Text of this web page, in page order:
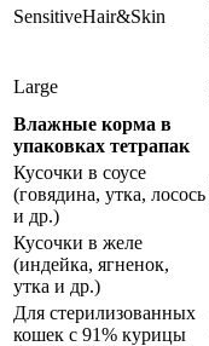
SensitiveHair&Skin
Large
Влажные корма в
упаковках тетрапак
Кусочки в соусе
(говядина, утка, лосось
и др.)
Кусочки в желе
(индейка, ягненок,
утка и др.)
Для стерилизованных
кошек с 91% курицы